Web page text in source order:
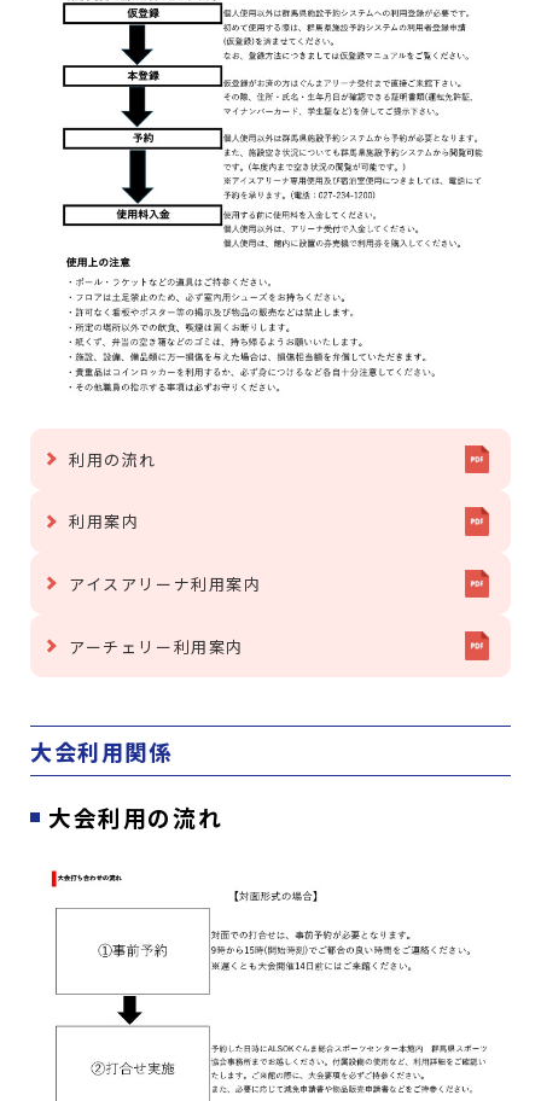
利用の流れ
利用案内
アイスアリーナ利用案内
アーチェリー利用案内
大会利用関係
大会利用の流れ